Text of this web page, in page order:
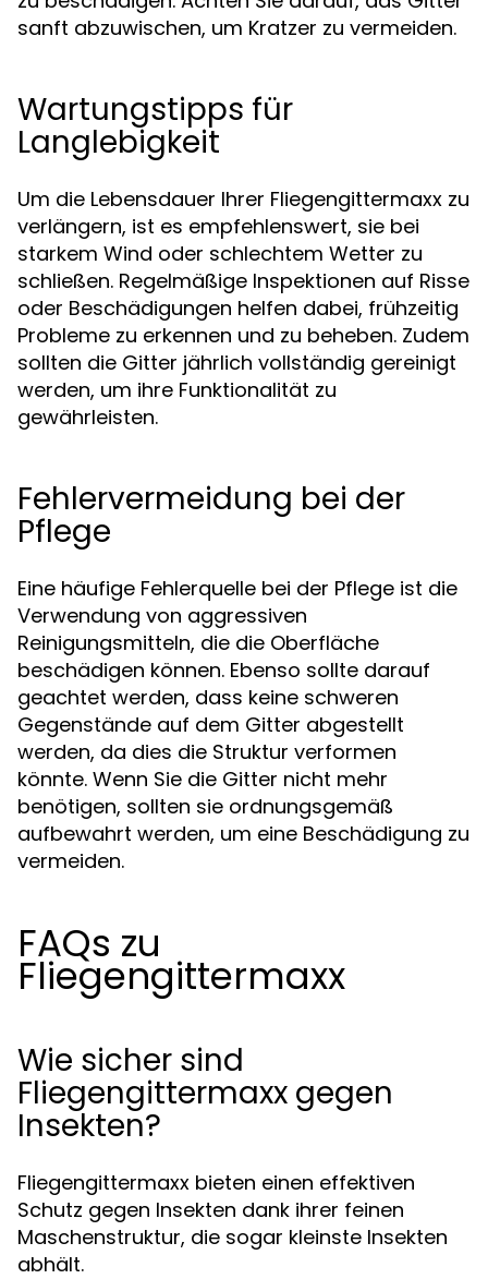
sanft abzuwischen, um Kratzer zu vermeiden.
Wartungstipps für
Langlebigkeit
Um die Lebensdauer Ihrer Fliegengittermaxx zu
verlängern, ist es empfehlenswert, sie bei
starkem Wind oder schlechtem Wetter zu
schließen. Regelmäßige Inspektionen auf Risse
oder Beschädigungen helfen dabei, frühzeitig
Probleme zu erkennen und zu beheben. Zudem
sollten die Gitter jährlich vollständig gereinigt
werden, um ihre Funktionalität zu
gewährleisten.
Fehlervermeidung bei der
Pflege
Eine häufige Fehlerquelle bei der Pflege ist die
Verwendung von aggressiven
Reinigungsmitteln, die die Oberfläche
beschädigen können. Ebenso sollte darauf
geachtet werden, dass keine schweren
Gegenstände auf dem Gitter abgestellt
werden, da dies die Struktur verformen
könnte. Wenn Sie die Gitter nicht mehr
benötigen, sollten sie ordnungsgemäß
aufbewahrt werden, um eine Beschädigung zu
vermeiden.
FAQs zu
Fliegengittermaxx
Wie sicher sind
Fliegengittermaxx gegen
Insekten?
Fliegengittermaxx bieten einen effektiven
Schutz gegen Insekten dank ihrer feinen
Maschenstruktur, die sogar kleinste Insekten
abhält.